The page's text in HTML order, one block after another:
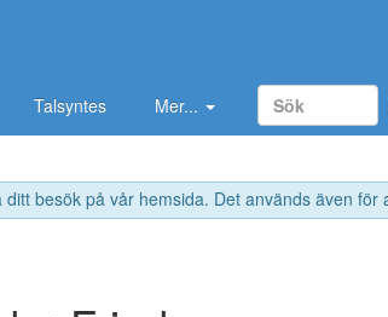
besök på vår hemsida. Det används även
Talsyntes Mer...